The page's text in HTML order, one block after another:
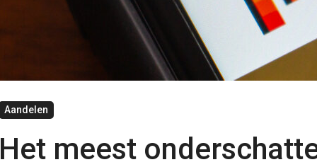
Aandelen
Het meest